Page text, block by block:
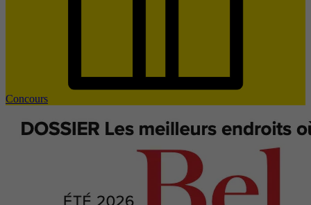
Concours